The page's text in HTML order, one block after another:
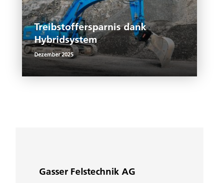
Treibstoffersparnis dank
Hybridsystem
Dezember 2025
Gasser Felstechnik AG